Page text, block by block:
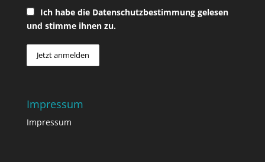
Ich habe die Datenschutzbestimmung gelesen
und stimme ihnen zu.
Impressum
Impressum